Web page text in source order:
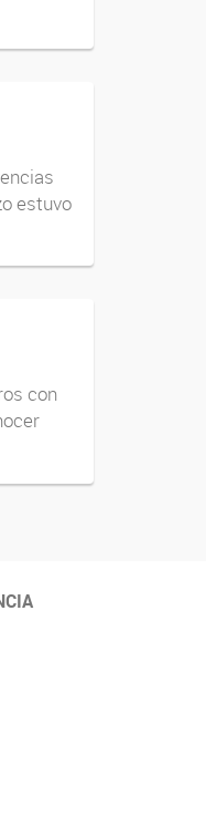
estuvo
con